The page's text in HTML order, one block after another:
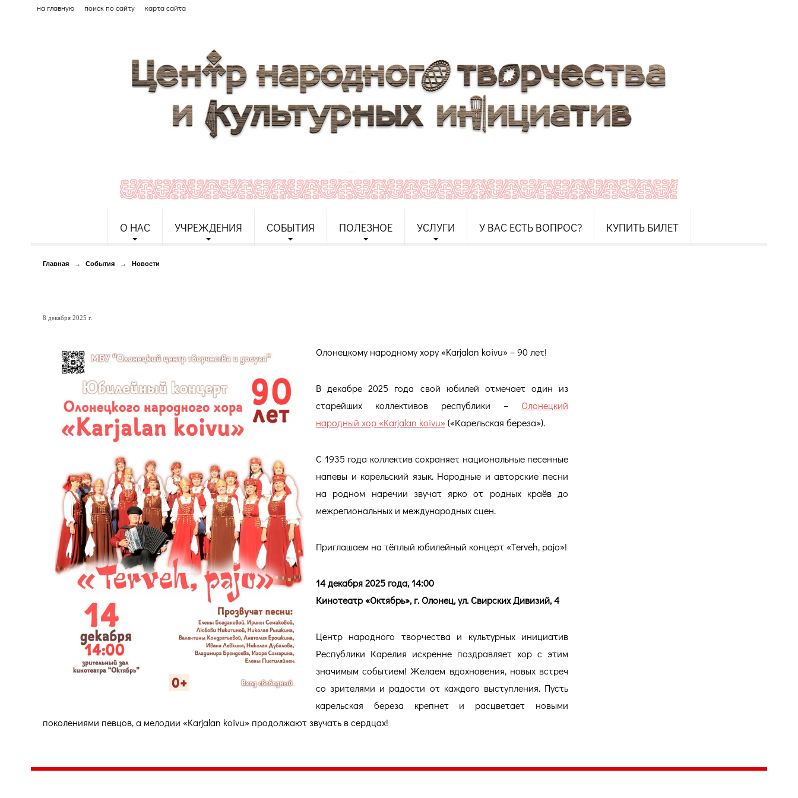
на главную поиск по сайту карта сайта
О НАС УЧРЕЖДЕНИЯ СОБЫТИЯ ПОЛЕЗНОЕ УСЛУГИ У ВАС ЕСТЬ ВОПРОС? КУПИТЬ БИЛЕТ
Главная → События → Новости
8 декабря 2025 г.
Олонецкому народному хору «Karjalan koivu» – 90 лет!
В декабре 2025 года свой юбилей отмечает один из
старейших коллективов республики – Олонецкий
народный хор «Karjalan koivu»(«Карельская береза»).
С 1935 года коллектив сохраняет национальные песенные
напевы и карельский язык. Народные и авторские песни
на родном наречии звучат ярко от родных краёв до
межрегиональных и международных сцен.
Приглашаем на тёплый юбилейный концерт «Terveh, pajo»!
14 декабря 2025 года, 14:00
Кинотеатр «Октябрь», г. Олонец, ул. Свирских Дивизий, 4
Центр народного творчества и культурных инициатив
Республики Карелия искренне поздравляет хор с этим
значимым событием! Желаем вдохновения, новых встреч
со зрителями и радости от каждого выступления. Пусть
карельская береза крепнет и расцветает новыми
поколениями певцов, а мелодии «Karjalan koivu» продолжают звучать в сердцах!